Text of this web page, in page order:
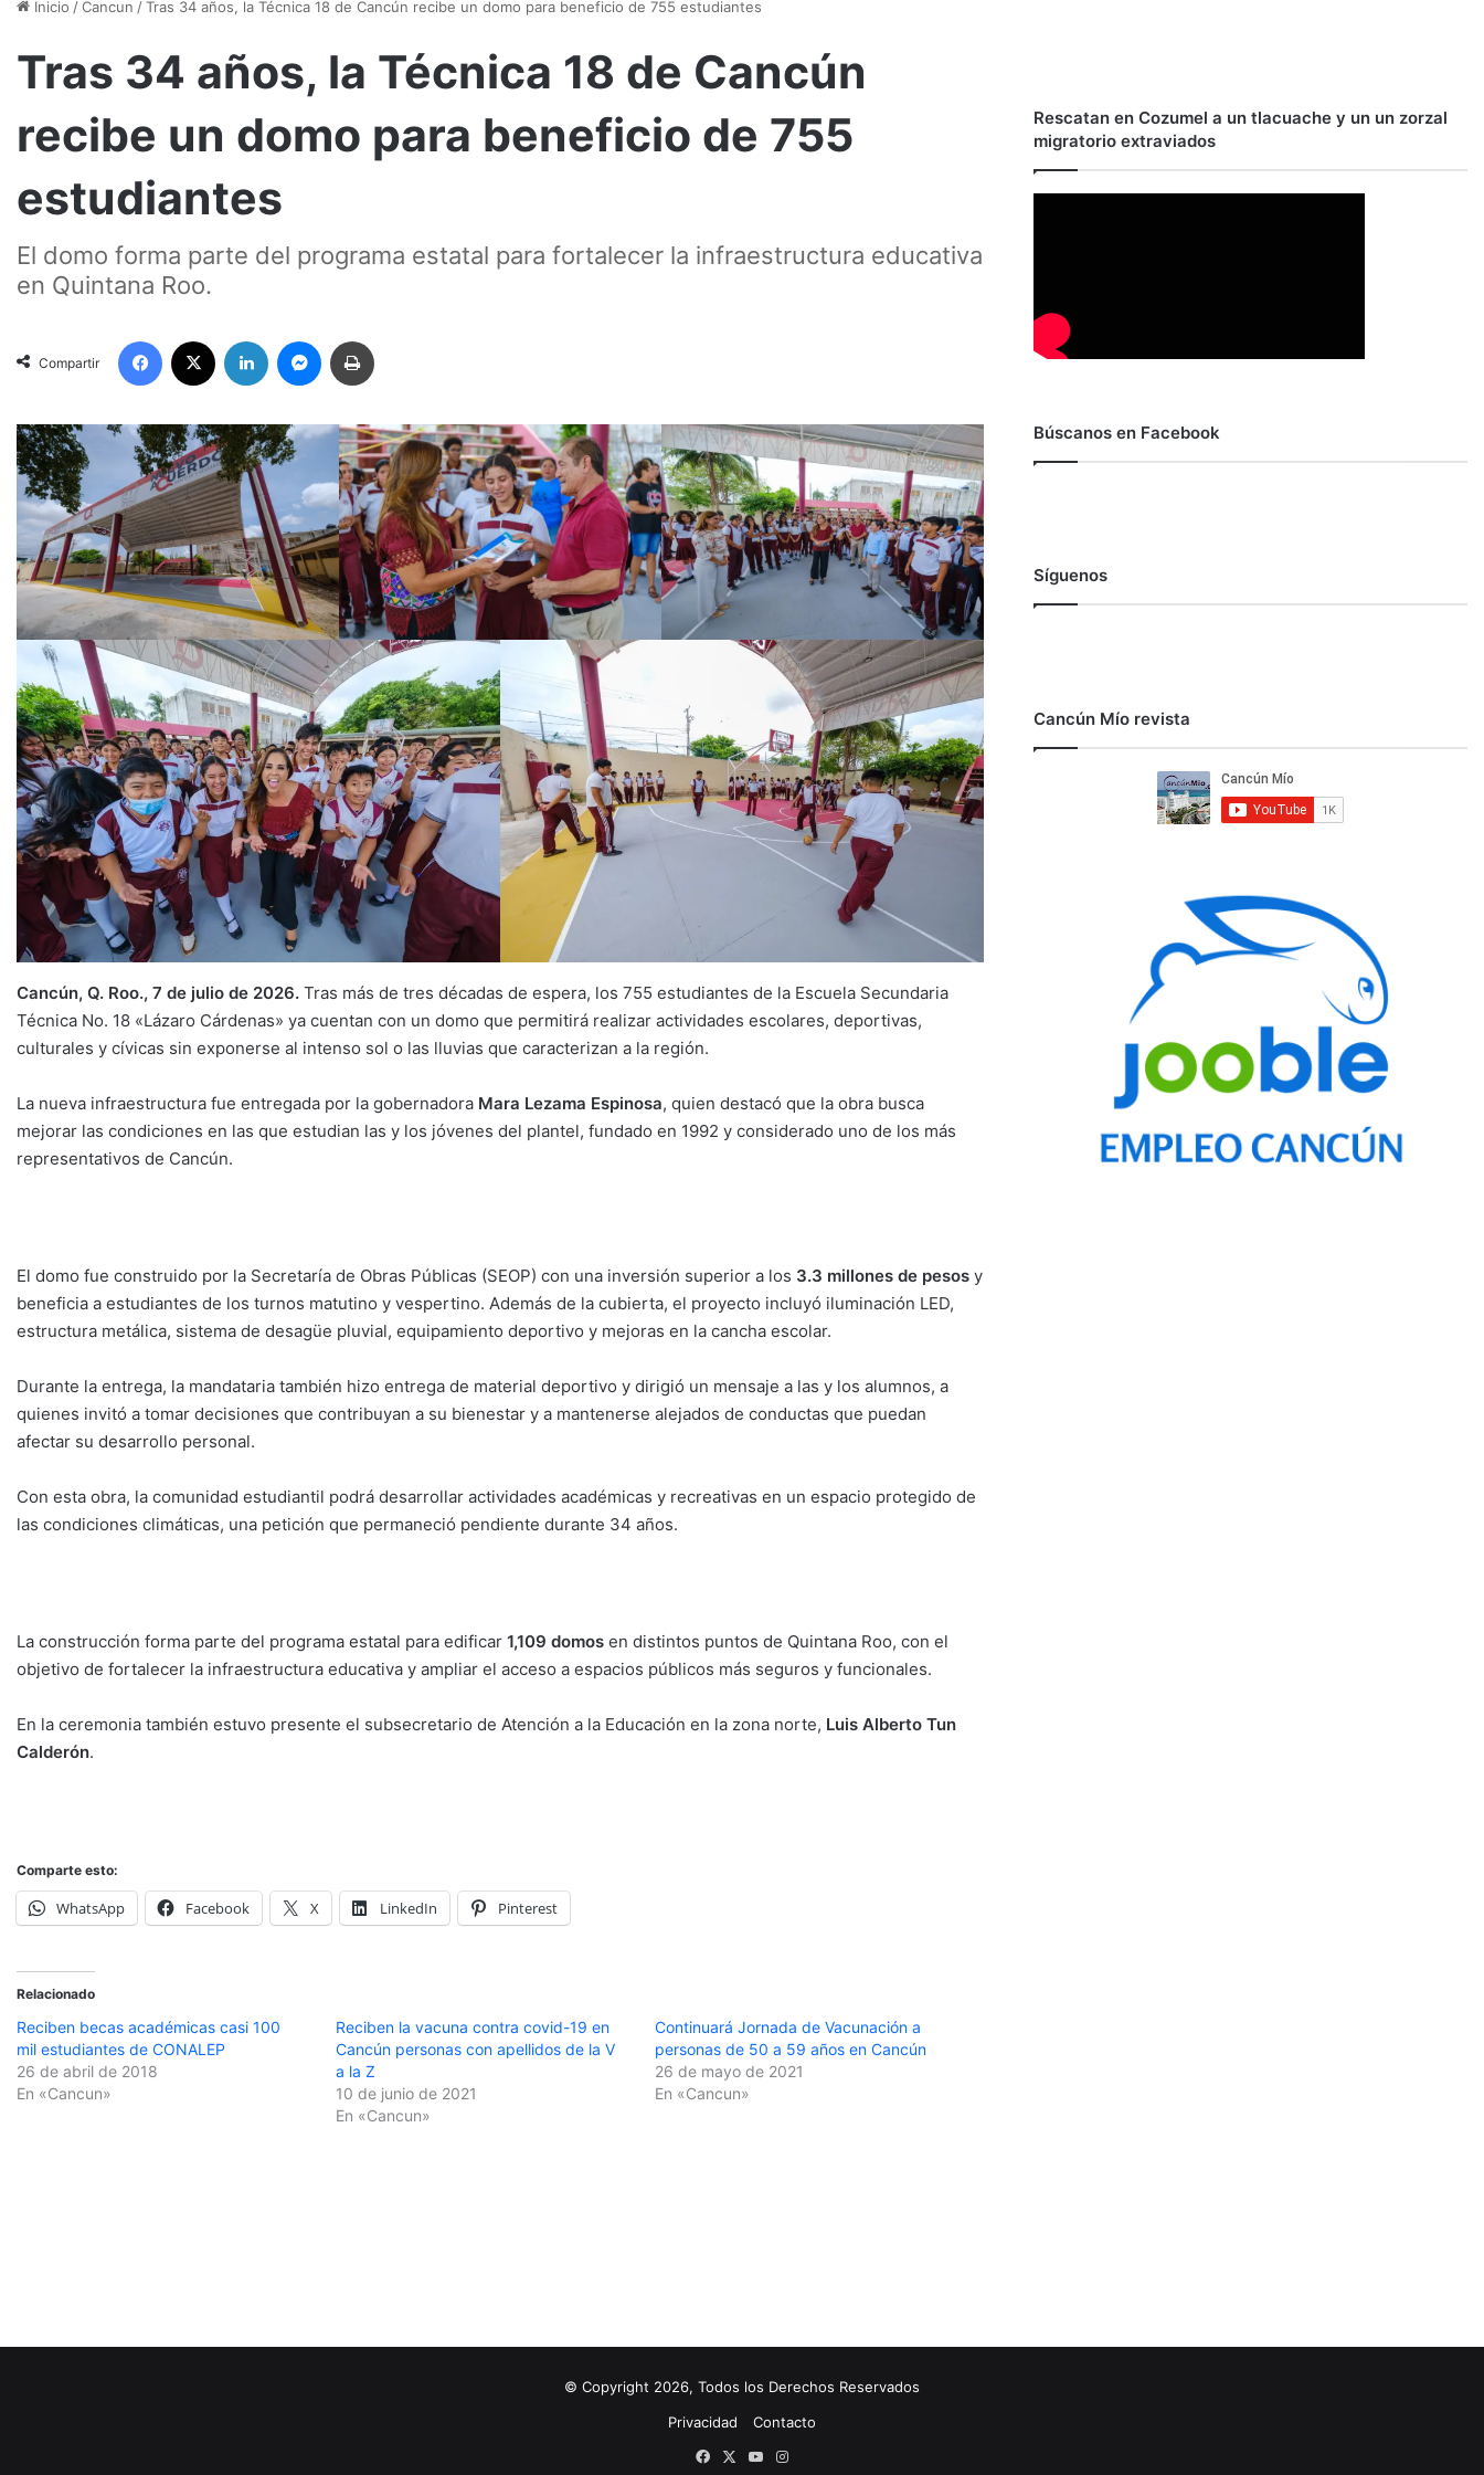
Inicio /Cancun /Tras 34 años, la Técnica 18 de Cancún recibe un domo para beneficio de 755 estudiantes
Tras 34 años, la Técnica 18 de Cancún
recibe un domo para beneficio de 755
estudiantes
El domo forma parte del programa estatal para fortalecer la infraestructura educativa
en Quintana Roo.
Compartir
Facebook LinkedIn Messenger
Cancún, Q. Roo., 7 de julio de 2026. Tras más de tres décadas de espera, los 755 estudiantes de la Escuela Secundaria
Técnica No. 18 «Lázaro Cárdenas» ya cuentan con un domo que permitirá realizar actividades escolares, deportivas,
culturales y cívicas sin exponerse al intenso sol o las lluvias que caracterizan a la región.
La nueva infraestructura fue entregada por la gobernadora Mara Lezama Espinosa, quien destacó que la obra busca
mejorar las condiciones en las que estudian las y los jóvenes del plantel, fundado en 1992 y considerado uno de los más
representativos de Cancún.
El domo fue construido por la Secretaría de Obras Públicas (SEOP) con una inversión superior a los 3.3 millones de pesos y
beneficia a estudiantes de los turnos matutino y vespertino. Además de la cubierta, el proyecto incluyó iluminación LED,
estructura metálica, sistema de desagüe pluvial, equipamiento deportivo y mejoras en la cancha escolar.
Durante la entrega, la mandataria también hizo entrega de material deportivo y dirigió un mensaje a las y los alumnos, a
quienes invitó a tomar decisiones que contribuyan a su bienestar y a mantenerse alejados de conductas que puedan
afectar su desarrollo personal.
Con esta obra, la comunidad estudiantil podrá desarrollar actividades académicas y recreativas en un espacio protegido de
las condiciones climáticas, una petición que permaneció pendiente durante 34 años.
La construcción forma parte del programa estatal para edificar 1,109 domos en distintos puntos de Quintana Roo, con el
objetivo de fortalecer la infraestructura educativa y ampliar el acceso a espacios públicos más seguros y funcionales.
En la ceremonia también estuvo presente el subsecretario de Atención a la Educación en la zona norte, Luis Alberto Tun
Calderón.
Comparte esto:
WhatsApp Facebook X LinkedIn Pinterest
Relacionado
Reciben becas académicas casi 100
mil estudiantes de CONALEP
26 de abril de 2018
En «Cancun»
Reciben la vacuna contra covid-19 en
Cancún personas con apellidos de la V
a la Z
10 de junio de 2021
En «Cancun»
Continuará Jornada de Vacunación a
personas de 50 a 59 años en Cancún
26 de mayo de 2021
En «Cancun»
Rescatan en Cozumel a un tlacuache y un un zorzal
migratorio extraviados
Búscanos en Facebook
Síguenos
Cancún Mío revista
© Copyright 2026, Todos los Derechos Reservados
Privacidad
Contacto
Facebook
X YouTubeInstagram